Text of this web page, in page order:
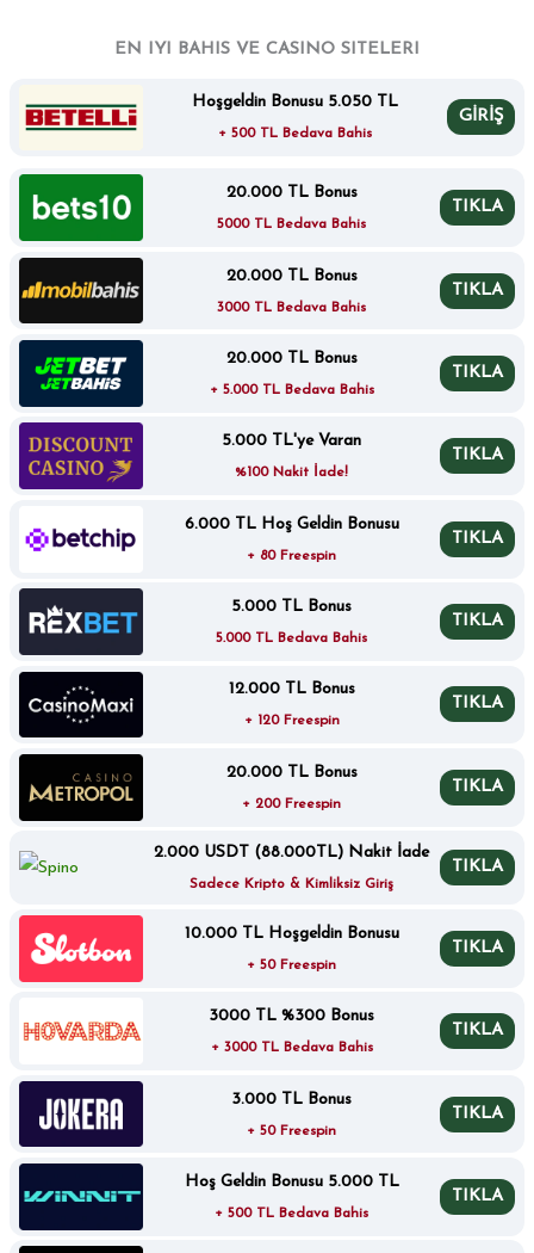
EN IYI BAHIS VE CASINO SITELERI
Hoşgeldin Bonusu 5.050 TL
+ 500 TL Bedava Bahis
GİRİŞ
20.000 TL Bonus
5000 TL Bedava Bahis
TIKLA
20.000 TL Bonus
3000 TL Bedava Bahis
TIKLA
20.000 TL Bonus
+ 5.000 TL Bedava Bahis
TIKLA
5.000 TL'ye Varan
%100 Nakit İade!
TIKLA
6.000 TL Hoş Geldin Bonusu
+ 80 Freespin
TIKLA
5.000 TL Bonus
5.000 TL Bedava Bahis
TIKLA
12.000 TL Bonus
+ 120 Freespin
TIKLA
20.000 TL Bonus
+ 200 Freespin
TIKLA
2.000 USDT (88.000TL) Nakit İade
Sadece Kripto & Kimliksiz Giriş
TIKLA
10.000 TL Hoşgeldin Bonusu
+ 50 Freespin
TIKLA
3000 TL %300 Bonus
+ 3000 TL Bedava Bahis
TIKLA
3.000 TL Bonus
+ 50 Freespin
TIKLA
Hoş Geldin Bonusu 5.000 TL
+ 500 TL Bedava Bahis
TIKLA